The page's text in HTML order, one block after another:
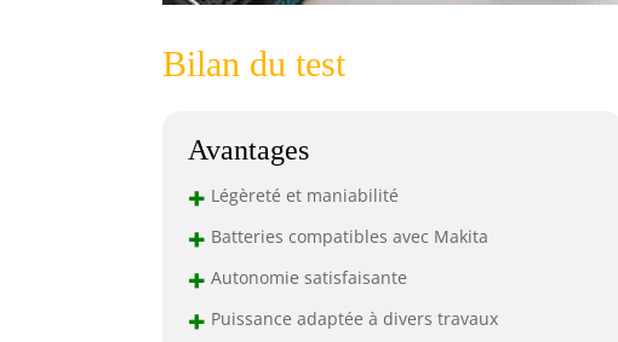
Bilan du test
Avantages
+ Légèreté et maniabilité
+ Batteries compatibles avec Makita
+ Autonomie satisfaisante
+ Puissance adaptée à divers travaux